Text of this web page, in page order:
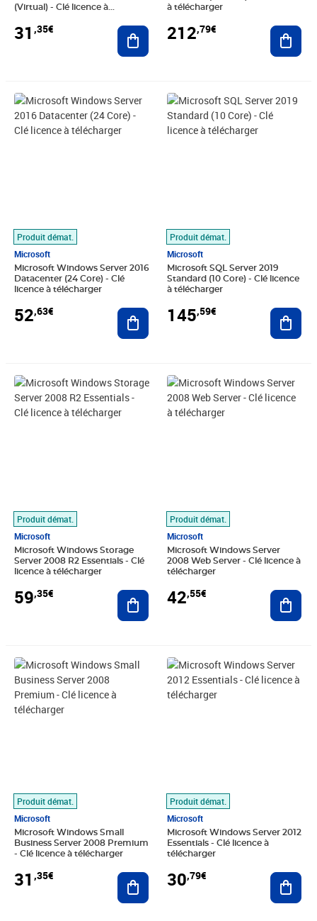
(Virtual) - Clé licence à
31 ,35€ Ajouter au panier
à télécharger
212,79€
Produit démat.
Microsoft
Microsoft Windows Server 2016
Datacenter (24 Core) - Clé
licence à télécharger
52,63€
Prix 52,63€
Ajouter au panier
Produit démat.
Microsoft
Microsoft SQL Server 2019
Standard (10 Core) - Clé licence
à télécharger
145,59€
Prix 145,59€
Produit démat.
Microsoft
Microsoft Windows Storage
Server 2008 R2 Essentials - Clé
licence à télécharger
59,35€
Prix 59,35€
Ajouter au panier
Produit démat.
Microsoft
Microsoft Windows Server
2008 Web Server - Clé licence à
télécharger
42,55€
Prix 42,55€
Produit démat.
Microsoft
Microsoft Windows Small
Business Server 2008 Premium
- Clé licence à télécharger
31 ,35€
Prix 31,35€
Ajouter au panier
Produit démat.
Microsoft
Microsoft Windows Server 2012
Essentials - Clé licence à
télécharger
30,79€
Prix 30,79€